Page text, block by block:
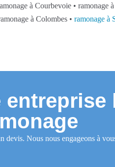
à Courbevoie • ramonage
à Colombes • ramonage à
Nous nous engageons à